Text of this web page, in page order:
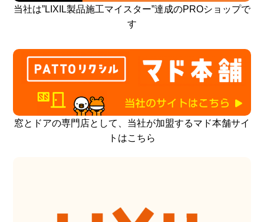
当社は”LIXIL製品施工マイスター”達成のPROショップで
す
窓とドアの専門店として、当社が加盟するマド本舗サイ
トはこちら